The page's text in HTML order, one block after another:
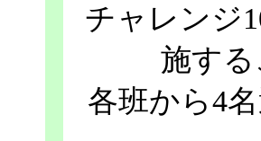
チャレンジ
施す
各班から4